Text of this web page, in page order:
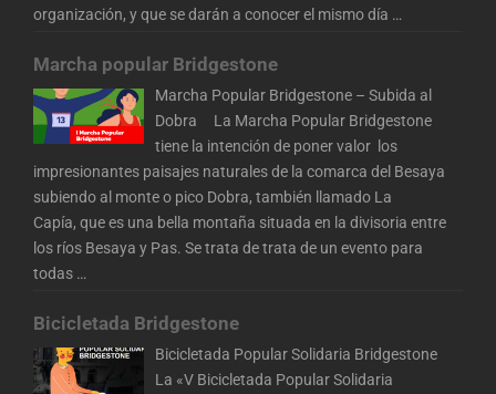
organización, y que se darán a conocer el mismo día …
Marcha popular Bridgestone
Marcha Popular Bridgestone – Subida al
Dobra La Marcha Popular Bridgestone
tiene la intención de poner valor los
impresionantes paisajes naturales de la comarca del Besaya
subiendo al monte o pico Dobra, también llamado La
Capía, que es una bella montaña situada en la divisoria entre
los ríos Besaya y Pas. Se trata de trata de un evento para
todas …
Bicicletada Bridgestone
Bicicletada Popular Solidaria Bridgestone
La «V Bicicletada Popular Solidaria